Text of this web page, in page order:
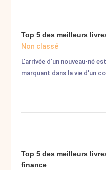
Top 5 des meilleurs
Non classé
L'arrivée d'un nouveau-né
marquant dans la vie d'un
Top 5 des meilleurs
finance